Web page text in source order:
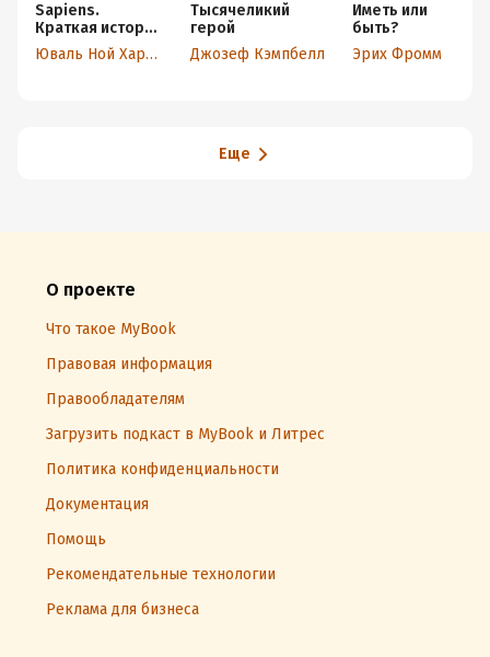
Sapiens.
Краткая история
человечества
Юваль Ной Харари
Тысячеликий
герой
Джозеф Кэмпбелл
Иметь или
быть?
Эрих Фромм
Еще
О проекте
Что такое MyBook
Правовая информация
Правообладателям
Загрузить подкаст в MyBook и Литрес
Политика конфиденциальности
Документация
Помощь
Рекомендательные технологии
Реклама для бизнеса